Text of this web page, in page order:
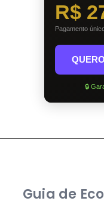
R$
Pagamento
🔒
Guia de